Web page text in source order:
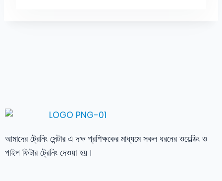
আমাদের ট্রেনিং সেন্টার এ দক্ষ প্রশিক্ষকের মাধ্যমে সকল ধরনের ওয়েল্ডিং ও
পাইপ ফিটার ট্রেনিং দেওয়া হয়।